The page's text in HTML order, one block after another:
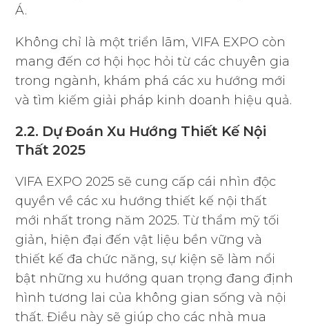
Á.
Không chỉ là một triển lãm, VIFA EXPO còn
mang đến cơ hội học hỏi từ các chuyên gia
trong ngành, khám phá các xu hướng mới
và tìm kiếm giải pháp kinh doanh hiệu quả.
2.2. Dự Đoán Xu Hướng Thiết Kế Nội
Thất 2025
VIFA EXPO 2025 sẽ cung cấp cái nhìn độc
quyền về các xu hướng thiết kế nội thất
mới nhất trong năm 2025. Từ thẩm mỹ tối
giản, hiện đại đến vật liệu bền vững và
thiết kế đa chức năng, sự kiện sẽ làm nổi
bật những xu hướng quan trọng đang định
hình tương lai của không gian sống và nội
thất. Điều này sẽ giúp cho các nhà mua